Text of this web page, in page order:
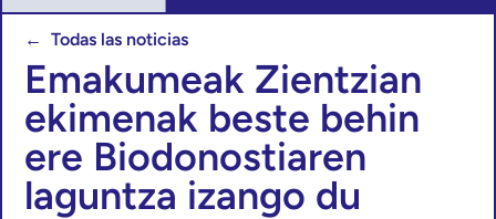
← Todas las noticias
Emakumeak Zientzian
ekimenak beste behin
ere Biodonostiaren
laguntza izango du